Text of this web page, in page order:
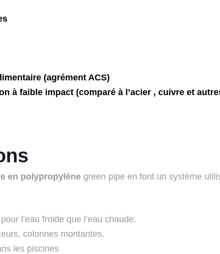
(agrément ACS)
à faible impact (comparé à l’acier , cuivre et
en polypropylène green pipe en font un système
l’eau froide que l’eau chaude.
colonnes montantes.
les piscines